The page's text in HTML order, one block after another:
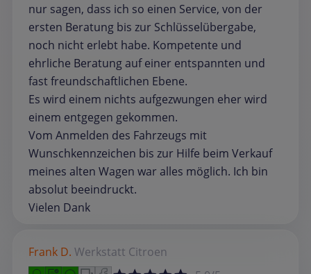
nur sagen, dass ich so einen Service, von der
ersten Beratung bis zur Schlüsselübergabe,
noch nicht erlebt habe. Kompetente und
ehrliche Beratung auf einer entspannten und
fast freundschaftlichen Ebene.
Es wird einem nichts aufgezwungen eher wird
einem entgegen gekommen.
Vom Anmelden des Fahrzeugs mit
Wunschkennzeichen bis zur Hilfe beim Verkauf
meines alten Wagen war alles möglich. Ich bin
absolut beeindruckt.
Vielen Dank
Frank D. Werkstatt Citroen